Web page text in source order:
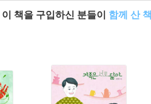
이 책을 구입하신 분들이 함께 산 책